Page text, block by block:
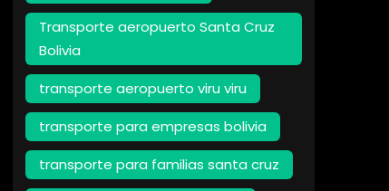
Transporte aeropuerto Santa Cruz
Bolivia
transporte aeropuerto viru viru
transporte para empresas bolivia
transporte para familias santa cruz